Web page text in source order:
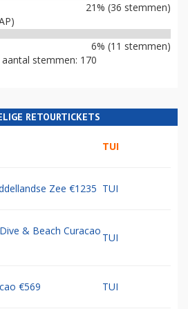
21% (36 stemmen)
6% (11 stemmen)
stemmen: 170
RETOURTICKETS
TUI
Zee €1235 TUI
& Beach Curacao
TUI
€569 TUI